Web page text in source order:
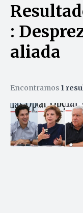
:
aliada
Encontramos 1